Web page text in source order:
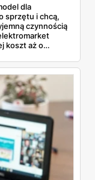
dla
sprzętu i chcą,
czynnością
koszt aż o
w porównaniu z